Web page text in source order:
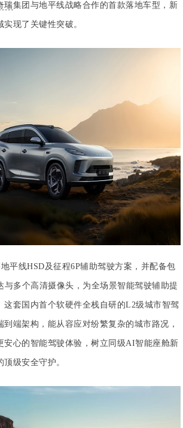
瑞集团与地平线战略合作的首款落地车型，新
现了关键性突破。
平线HSD及征程6P辅助驾驶方案，并配备包
与多个高清摄像头，为全场景智能驾驶辅助提
这套国内首个软硬件全栈自研的L2级城市智驾
到端架构，能从容应对纷繁复杂的城市路况，
安心的智能驾驶体验，树立同级AI智能座舱新
级安全守护。